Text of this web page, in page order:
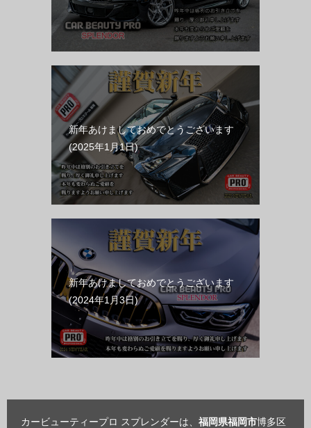
新年あけましておめでとうございます
2025年1月1日
新年あけましておめでとうございます
2024年1月3日
カービューティープロ スプレンダーは、 福岡県福岡市博多区